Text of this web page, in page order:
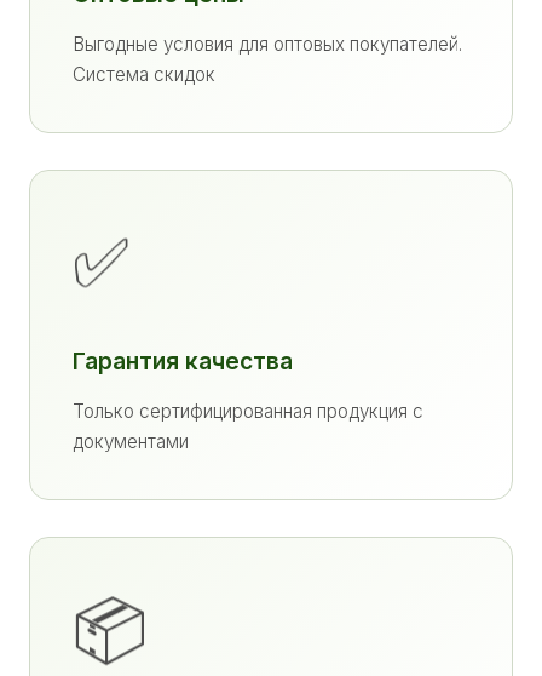
Выгодные условия для оптовых покупателей.
Система скидок
✅
Гарантия качества
Только сертифицированная продукция с
документами
📦